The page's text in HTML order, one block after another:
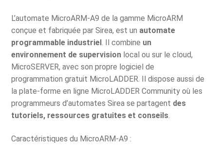
L’automate MicroARM-A9 de la gamme MicroARM
conçue et fabriquée par Sirea, est un automate
programmable industriel . Il combine un
environnement de supervisionlocal ou sur le cloud,
MicroSERVER, avec son propre logiciel de
programmation gratuit MicroLADDER. Il dispose aussi de
la plate-forme en ligne MicroLADDER Community où les
programmeurs d’automates Sirea se partagent des
tutoriels, ressources gratuites et conseils.
Caractéristiques du MicroARM-A9 :